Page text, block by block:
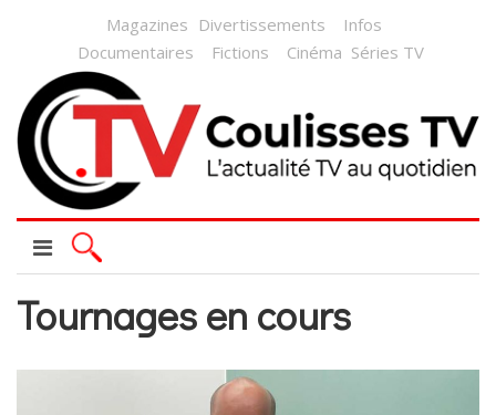
Magazines Divertissements
Infos
Documentaires
Fictions Cinéma Séries TV
Tournages en cours